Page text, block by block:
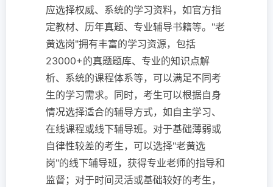
应选择权威、系统的学习资料，如官方指
定教材、历年真题、专业辅导书籍等。"老
黄选岗"拥有丰富的学习资源，包括
23000+的真题题库、专业的知识点解
析、系统的课程体系等，可以满足不同考
生的学习需求。同时，考生可以根据自身
情况选择适合的辅导方式，如自主学习、
在线课程或线下辅导班。对于基础薄弱或
自律性较差的考生，可以选择"老黄选
岗"的线下辅导班，获得专业老师的指导和
监督；对于时间灵活或基础较好的考生，